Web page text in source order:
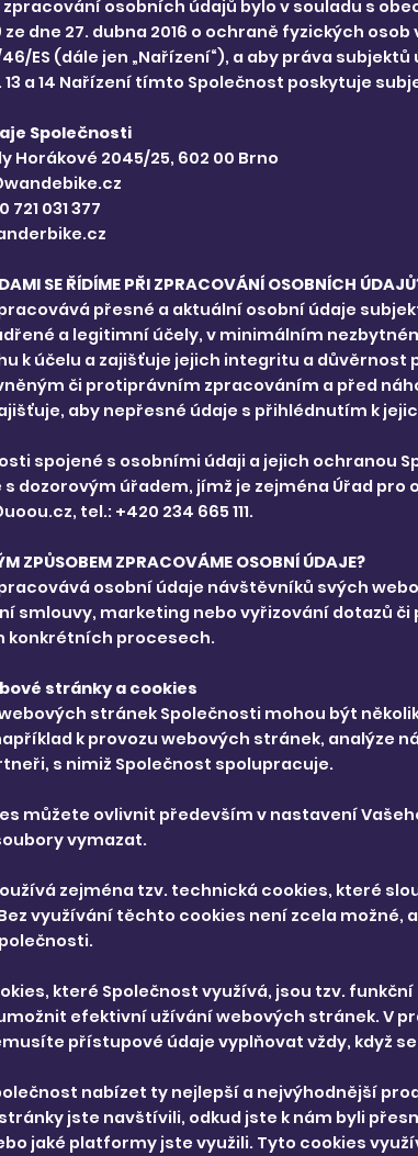
osobních údajů bylo v souladu s
ze dne 27. dubna 2016 o ochraně fyzických
ES (dále jen „Nařízení“), a aby práva
13 a 14 Nařízení tímto Společnost poskytuje
Společnosti
Horákové 2045/25, 602 00 Brno
031 377
SE ŘÍDÍME PŘI ZPRACOVÁNÍ OSOBNÍCH
přesné a aktuální osobní údaje
a legitimní účely, v minimálním
k účelu a zajišťuje jejich integritu a
či protiprávním zpracováním a před
aby nepřesné údaje s přihlédnutím k
spojené s osobními údaji a jejich ochranou
dozorovým úřadem, jímž je zejména Úřad pro
, tel.: +420 234 665 111.
ZPŮSOBEM ZPRACOVÁME OSOBNÍ ÚDAJE?
osobní údaje návštěvníků svých
smlouvy, marketing nebo vyřizování dotazů
konkrétních procesech.
stránky a cookies
stránek Společnosti mohou být
k provozu webových stránek, analýze
s nimiž Společnost spolupracuje.
můžete ovlivnit především v nastavení
vymazat.
zejména tzv. technická cookies, které
využívání těchto cookies není zcela
které Společnost využívá, jsou tzv.
efektivní užívání webových stránek. V
přístupové údaje vyplňovat vždy, když
nabízet ty nejlepší a nejvýhodnější
jste navštívili, odkud jste k nám byli
jaké platformy jste využili. Tyto cookies